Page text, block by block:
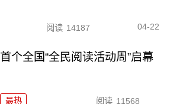
阅读 14187 04-22
首个全国“全民阅读活动周”启幕
最热 阅读 11568